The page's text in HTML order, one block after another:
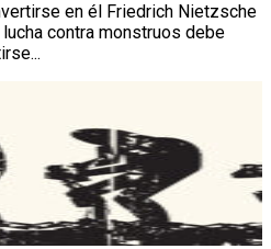
en él Friedrich Nietzsche
contra monstruos debe